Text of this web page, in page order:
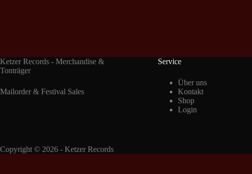
Ketzer Records - Merchandise &
Tonträger
Mailorder & Festival Sales
Service
Über uns
Kontakt
Shop
Login
Copyright © 2026 - Ketzer Records